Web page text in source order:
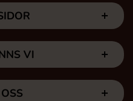
VI